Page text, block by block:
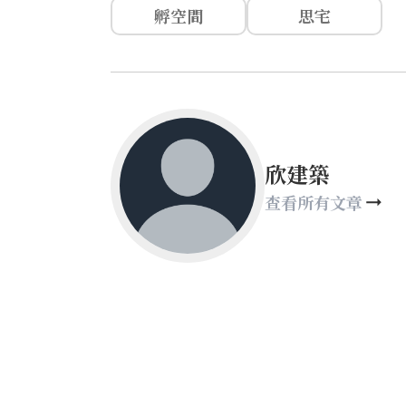
孵空間
思宅
欣建築
查看所有文章